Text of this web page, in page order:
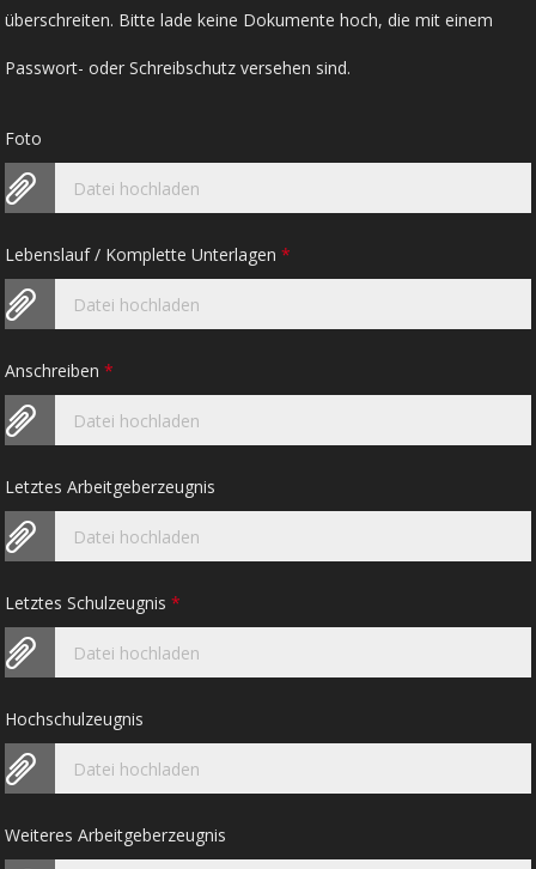
überschreiten. Bitte lade keine Dokumente hoch, die mit einem
Passwort- oder Schreibschutz versehen sind.
Foto
Datei hochladen
Lebenslauf / Komplette Unterlagen*
Datei hochladen
Anschreiben*
Datei hochladen
Letztes Arbeitgeberzeugnis
Datei hochladen
Letztes Schulzeugnis*
Datei hochladen
Hochschulzeugnis
Datei hochladen
Weiteres Arbeitgeberzeugnis